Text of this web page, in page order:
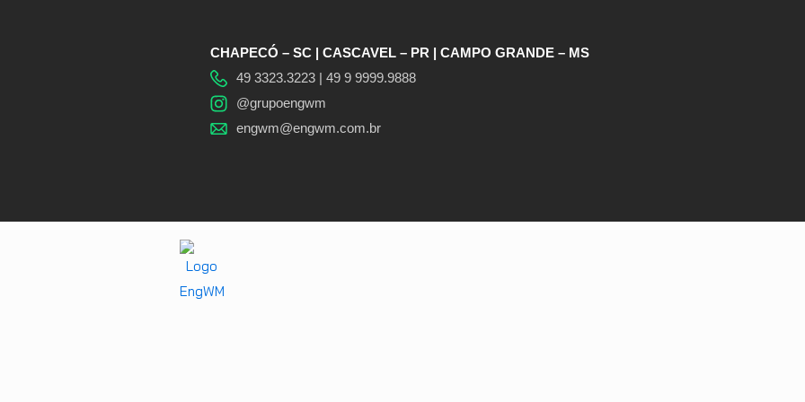
CHAPECÓ – SC | CASCAVEL – PR | CAMPO GRANDE – MS
49 3323.3223 | 49 9 9999.9888
@grupoengwm
engwm@engwm.com.br